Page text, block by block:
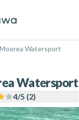
Moorea Watersport
Watersport
4/5 (2)